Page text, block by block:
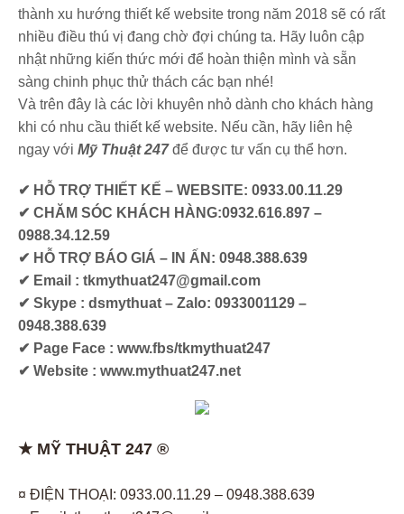
thành xu hướng thiết kế website trong năm 2018 sẽ có rất
nhiều điều thú vị đang chờ đợi chúng ta. Hãy luôn cập
nhật những kiến thức mới để hoàn thiện mình và sẵn
sàng chinh phục thử thách các bạn nhé!
Và trên đây là các lời khuyên nhỏ dành cho khách hàng
khi có nhu cầu thiết kế website. Nếu cần, hãy liên hệ
ngay với Mỹ Thuật 247để được tư vấn cụ thể hơn.
✔ HỖ TRỢ THIẾT KẾ – WEBSITE: 0933.00.11.29
✔ CHĂM SÓC KHÁCH HÀNG:0932.616.897 –
0988.34.12.59
✔ HỖ TRỢ BÁO GIÁ – IN ẤN: 0948.388.639
✔ Email : tkmythuat247@gmail.com
✔ Skype : dsmythuat – Zalo: 0933001129 –
0948.388.639
✔ Page Face : www.fbs/tkmythuat247
✔ Website : www.mythuat247.net
★ MỸ THUẬT 247 ®
¤ ĐIỆN THOẠI: 0933.00.11.29 – 0948.388.639